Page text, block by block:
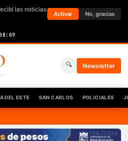
las noticias
Activar No, gracias
🔍 Newsletter
DEL ESTE SAN CARLOS POLICIALES
PUBLICIDAD